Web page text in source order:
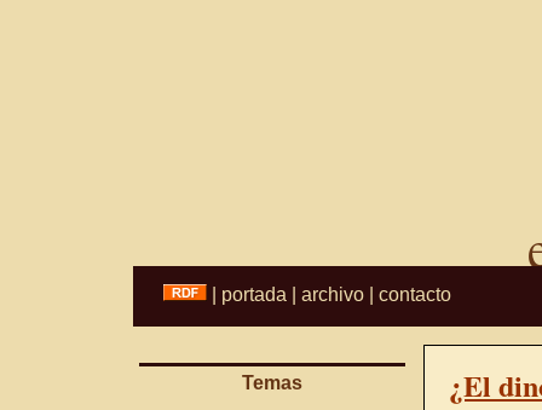
portada archivo contacto
Temas ¿El